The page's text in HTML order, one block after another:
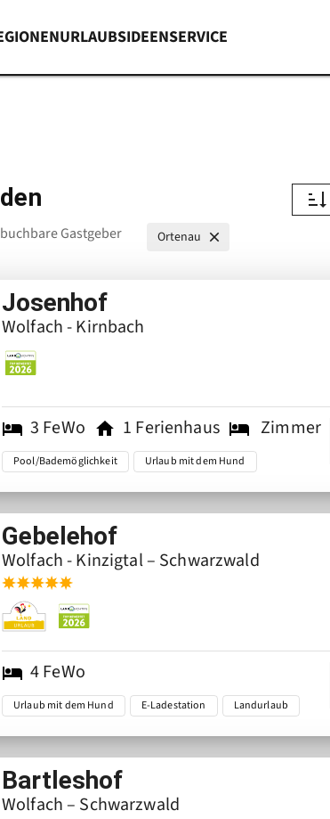
URLAUBSIDEENSERVICE
Gastgeber Ortenau
Josenhof
Wolfach - Kirnbach
3 FeWo 1 Ferienhaus Zimmer
Pool/Bademöglichkeit Urlaub mit dem Hund
Gebelehof
Wolfach - Kinzigtal – Schwarzwald
4FeWo
Urlaub mit dem Hund E-Ladestation Landurlaub
Bartleshof
Wolfach – Schwarzwald